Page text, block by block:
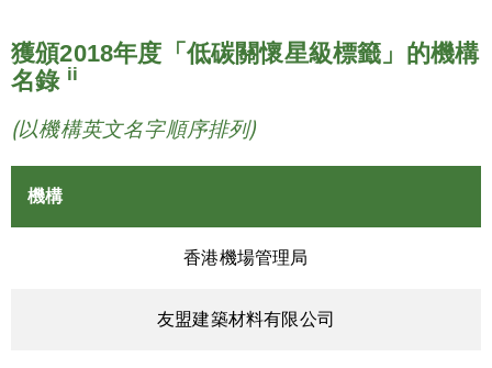
獲頒2018年度「低碳關懷星級標籤」的機構
名錄 ii
(以機構英文名字順序排列)
機構
香港機場管理局
友盟建築材料有限公司